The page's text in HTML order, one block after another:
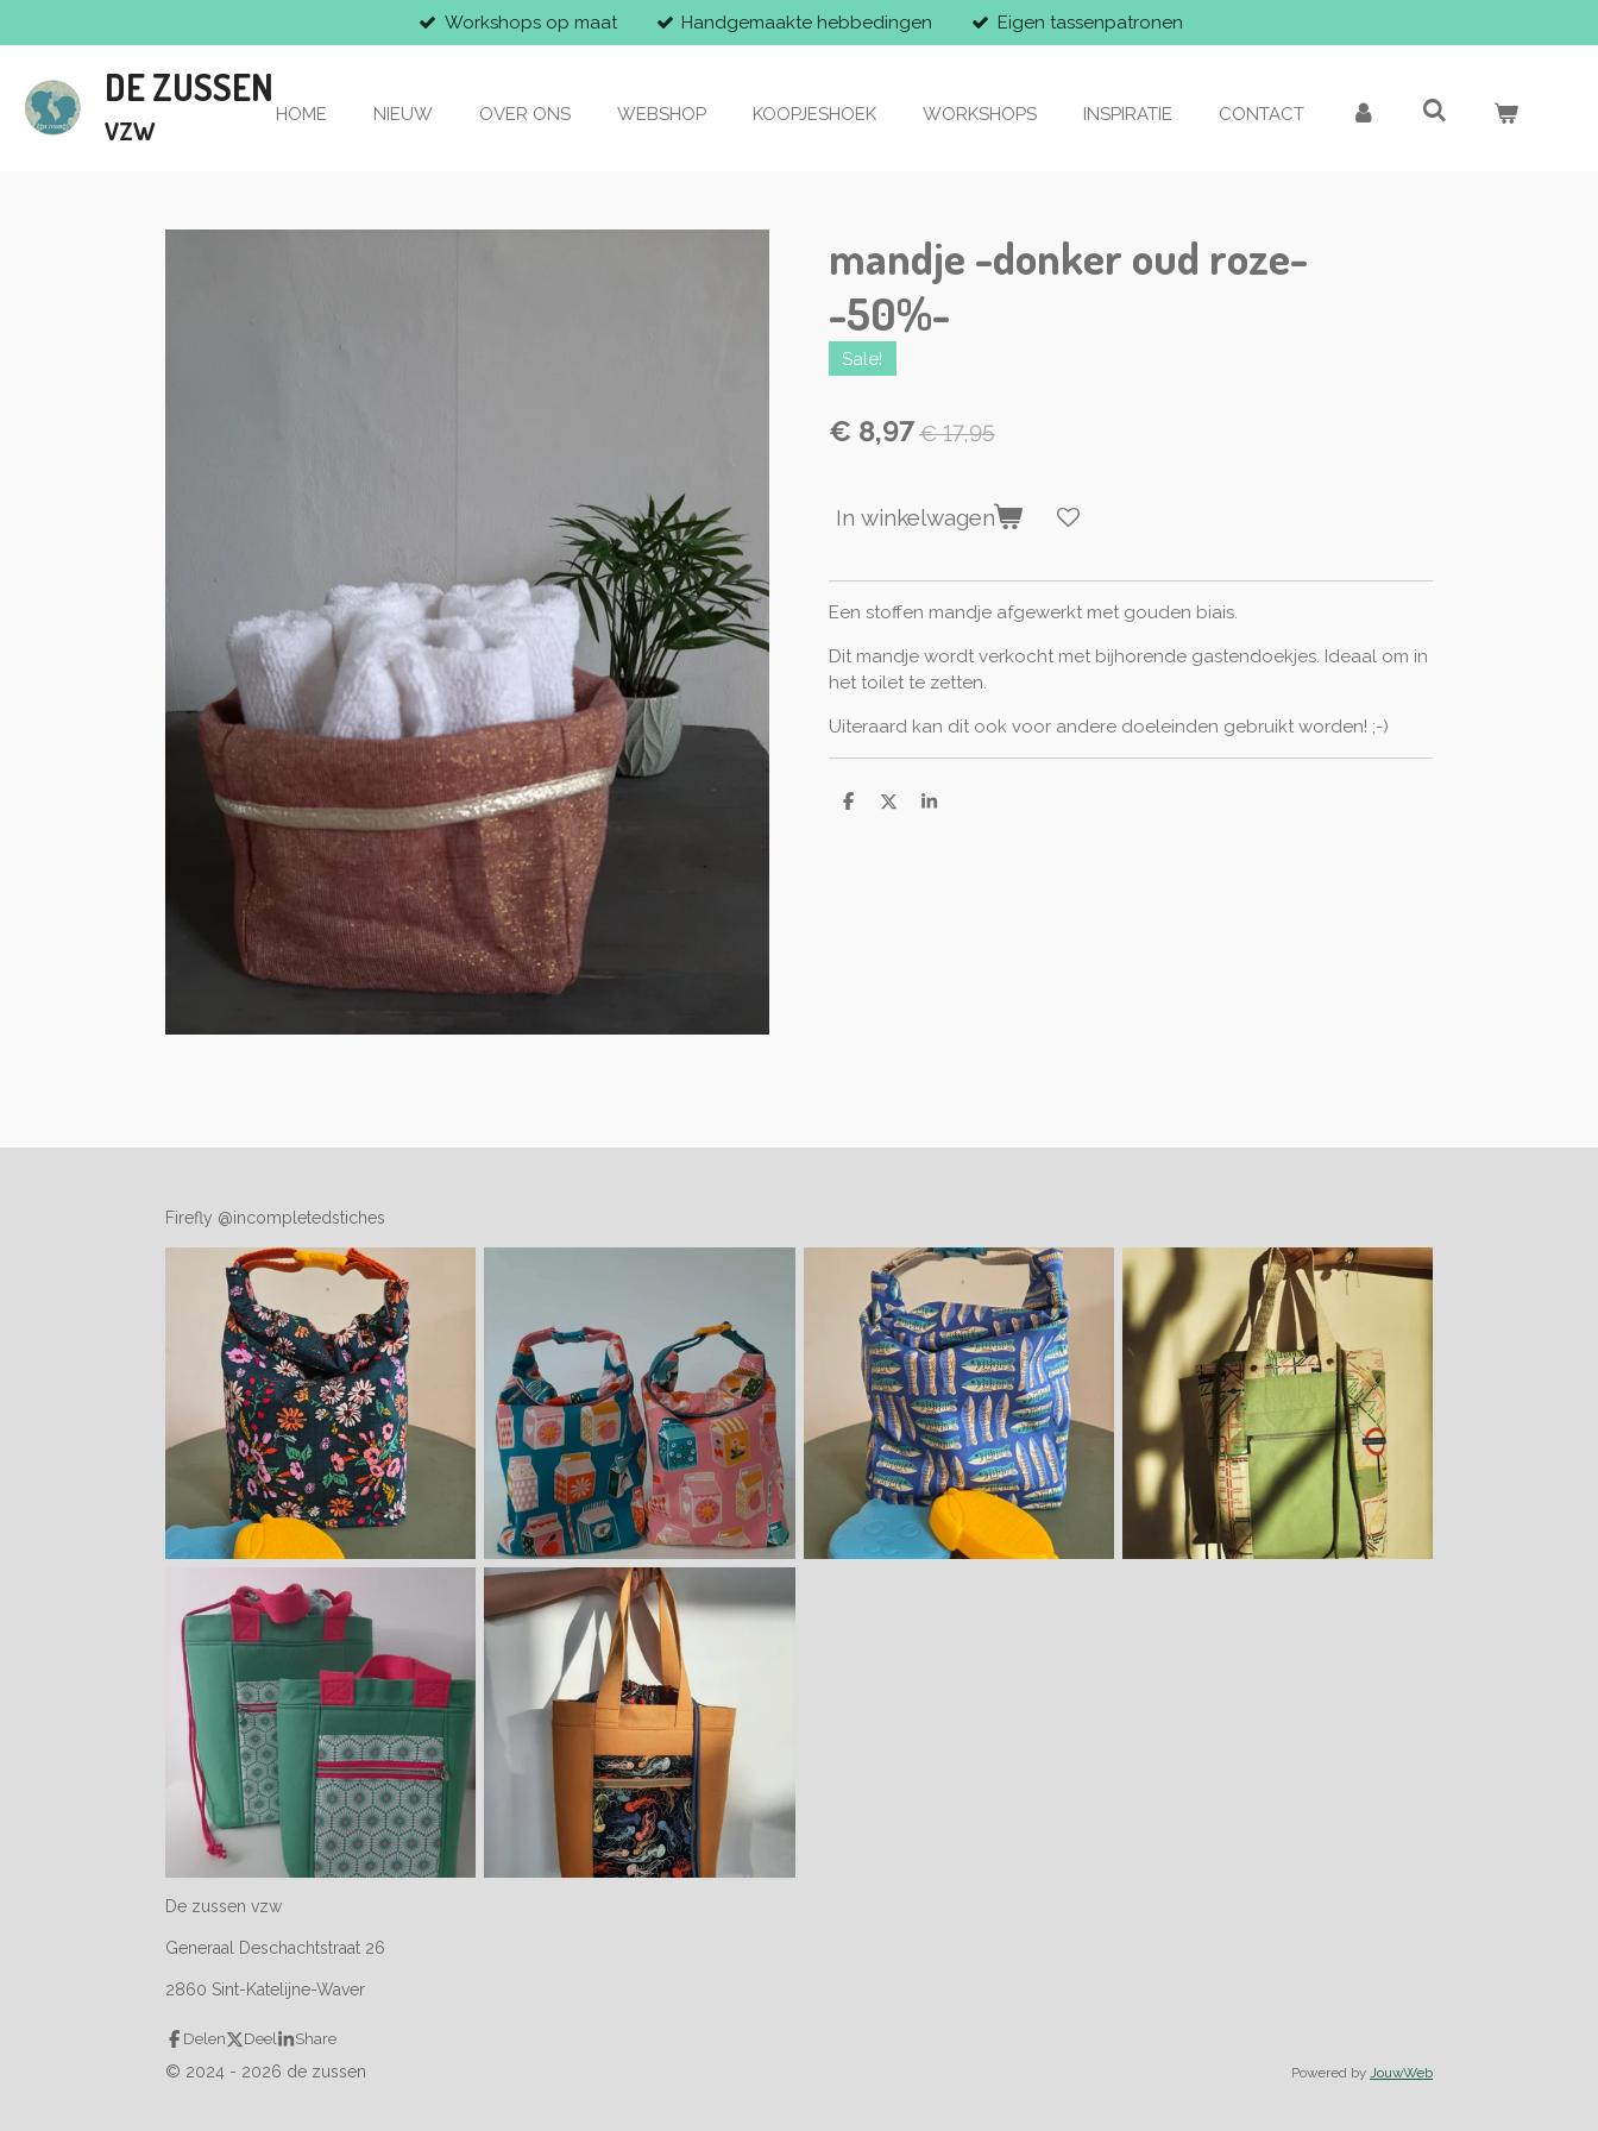
direct
de
hoofdinhoud
Workshops op maat Handgemaakte hebbedingen Eigen tassenpatronen
DE ZUSSEN
VZW HOME NIEUW OVER ONS WEBSHOP KOOPJESHOEK WORKSHOPS INSPIRATIE CONTACT
mandje -donker oud roze-
-50%-
Sale!
€ 8,97€ 17,95
In winkelwagen
Een stoffen mandje afgewerkt met gouden biais.
Dit mandje wordt verkocht met bijhorende gastendoekjes. Ideaal om in
het toilet te zetten.
Uiteraard kan dit ook voor andere doeleinden gebruikt worden! ;-)
D
D
S
Firefly @incompletedstiches
De zussen vzw
Generaal Deschachtstraat 26
2860 Sint-Katelijne-Waver
Delen Deel Share
© 2024 - 2026 de zussen Powered by JouwWeb